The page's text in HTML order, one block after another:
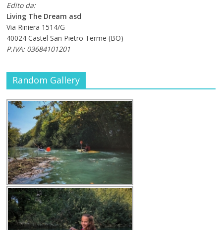
Edito da:
Living The Dream asd
Via Riniera 1514/G
40024 Castel San Pietro Terme (BO)
P.IVA: 03684101201
Random Gallery